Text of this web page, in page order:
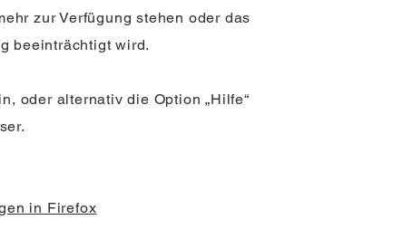
zur Verfügung stehen oder das
beeinträchtigt wird.
oder alternativ die Option „Hilfe“
in Firefox